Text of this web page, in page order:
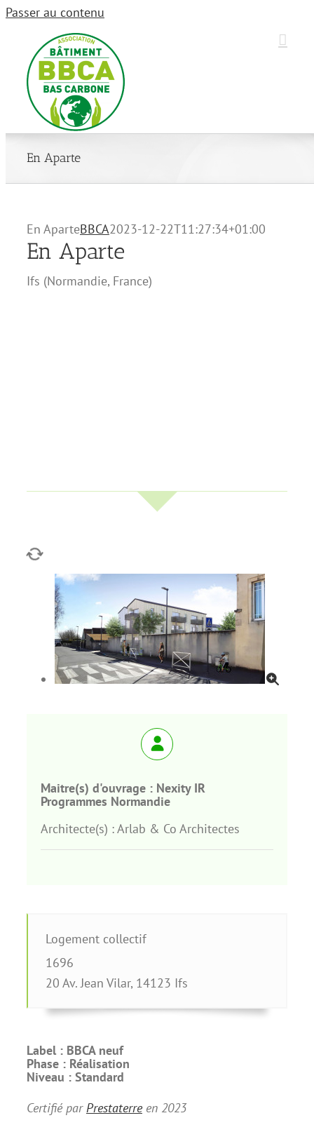
Passer au contenu
En Aparte
En AparteBBCA2023-12-22T11:27:34+01:00
En Aparte
Ifs (Normandie, France)
Maitre(s) d'ouvrage : Nexity IR
Programmes Normandie
Architecte(s) :Arlab & Co Architectes
Logement collectif
1696
20 Av. Jean Vilar, 14123 Ifs
Label : BBCA neuf
Phase : Réalisation
Niveau : Standard
Certifié parPrestaterreen 2023